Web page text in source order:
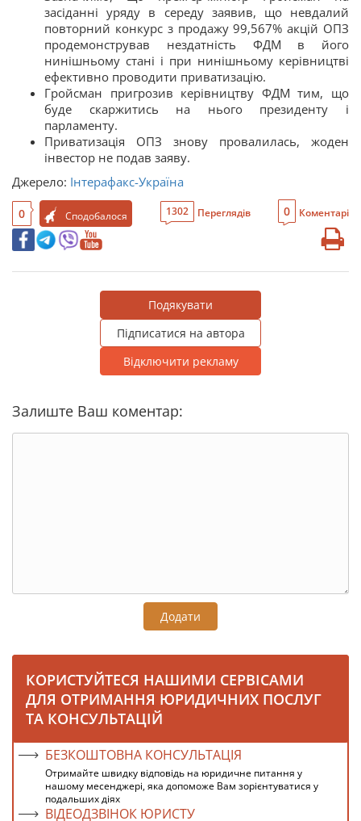
засіданні уряду в середу заявив, що невдалий
повторний конкурс з продажу 99,567% акцій ОПЗ
продемонстрував нездатність ФДМ в його
нинішньому стані і при нинішньому керівництві
ефективно проводити приватизацію.
Гройсман пригрозив керівництву ФДМ тим, що
буде скаржитись на нього президенту і
парламенту.
Приватизація ОПЗ знову провалилась, жоден
інвестор не подав заяву.
Джерело: Інтерафакс-Україна
0 Сподобалося 1302 Переглядів 0 Коментарі
Подякувати
Підписатися на автора
Відключити рекламу
Залиште Ваш коментар:
Додати
КОРИСТУЙТЕСЯ НАШИМИ СЕРВІСАМИ
ДЛЯ ОТРИМАННЯ ЮРИДИЧНИХ ПОСЛУГ
ТА КОНСУЛЬТАЦІЙ
БЕЗКОШТОВНА КОНСУЛЬТАЦІЯ
Отримайте швидку відповідь на юридичне питання у
нашому месенджері, яка допоможе Вам зорієнтуватися у
подальших діях
ВІДЕОДЗВІНОК ЮРИСТУ